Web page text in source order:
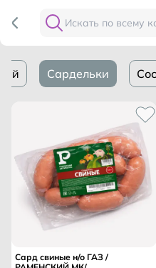
Сардельки
Сард свиные н/о ГАЗ /